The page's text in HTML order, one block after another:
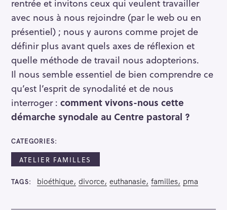
avec nous à nous rejoindre (par le web ou en
présentiel) ; nous y aurons comme projet de
définir plus avant quels axes de réflexion et
quelle méthode de travail nous adopterions.
Il nous semble essentiel de bien comprendre ce
qu’est l’esprit de synodalité et de nous
interroger : comment vivons-nous cette
démarche synodale au Centre pastoral ?
CATEGORIES
ATELIER FAMILLES
TAGS bioéthique divorce euthanasie familles pma